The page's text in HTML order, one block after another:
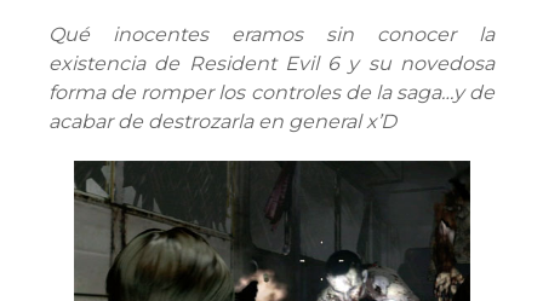
Qué inocentes eramos sin conocer la
existencia de Resident Evil 6 y su novedosa
forma de romper los controles de la saga…y de
acabar de destrozarla en general x’D